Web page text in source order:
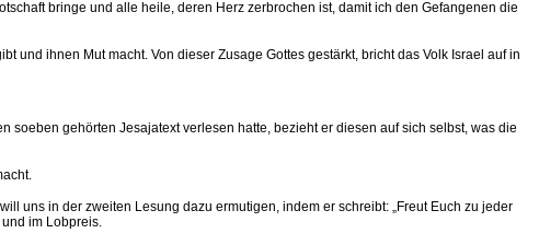
bringe und alle heile, deren Herz zerbrochen ist, damit ich den Gefangenen die
und ihnen Mut macht. Von dieser Zusage Gottes gestärkt, bricht das Volk Israel auf in
soeben gehörten Jesajatext verlesen hatte, bezieht er diesen auf sich selbst, was die
uns in der zweiten Lesung dazu ermutigen, indem er schreibt: „Freut Euch zu jeder
im Lobpreis.